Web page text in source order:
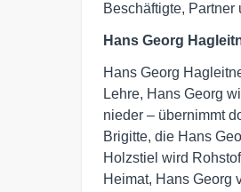
Beschäftigte,
Hans Georg
Hans Georg
Lehre, Hans Georg
nieder – übernimmt
Brigitte, die Hans
Holzstiel wird
Heimat, Hans Georg